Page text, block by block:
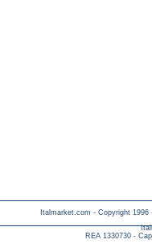
Italmarket.com - Copyright
REA 1330730 -